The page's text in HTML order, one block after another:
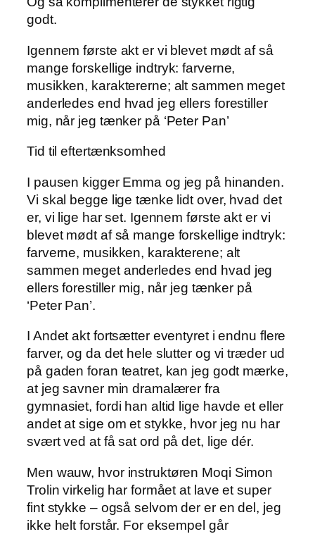
godt.
Igennem første akt er vi blevet mødt af så
mange forskellige indtryk: farverne,
musikken, karaktererne; alt sammen meget
anderledes end hvad jeg ellers forestiller
mig, når jeg tænker på ‘Peter Pan’
Tid til eftertænksomhed
I pausen kigger Emma og jeg på hinanden.
Vi skal begge lige tænke lidt over, hvad det
er, vi lige har set. Igennem første akt er vi
blevet mødt af så mange forskellige indtryk:
farverne, musikken, karakterene; alt
sammen meget anderledes end hvad jeg
ellers forestiller mig, når jeg tænker på
‘Peter Pan’.
I Andet akt fortsætter eventyret i endnu flere
farver, og da det hele slutter og vi træder ud
på gaden foran teatret, kan jeg godt mærke,
at jeg savner min dramalærer fra
gymnasiet, fordi han altid lige havde et eller
andet at sige om et stykke, hvor jeg nu har
svært ved at få sat ord på det, lige dér.
Men wauw, hvor instruktøren Moqi Simon
Trolin virkelig har formået at lave et super
fint stykke – også selvom der er en del, jeg
ikke helt forstår. For eksempel går